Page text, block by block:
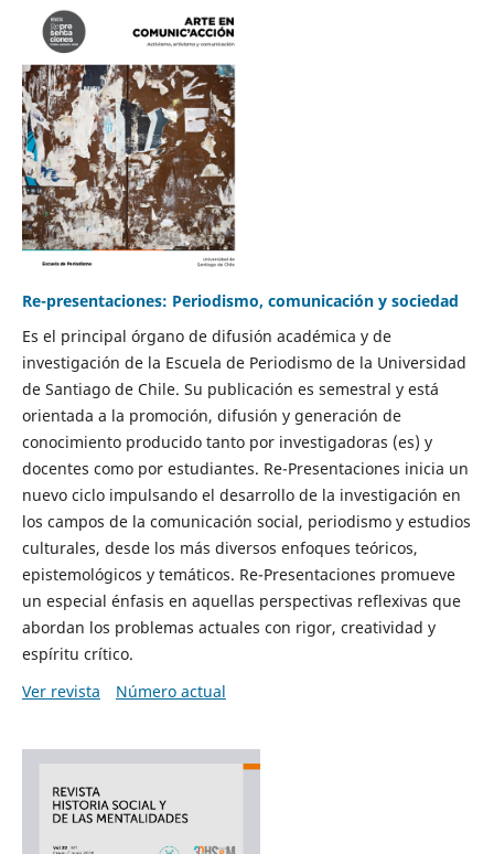
Re-presentaciones: Periodismo, comunicación y sociedad
Es el principal órgano de difusión académica y de
investigación de la Escuela de Periodismo de la Universidad
de Santiago de Chile. Su publicación es semestral y está
orientada a la promoción, difusión y generación de
conocimiento producido tanto por investigadoras (es) y
docentes como por estudiantes. Re-Presentaciones inicia un
nuevo ciclo impulsando el desarrollo de la investigación en
los campos de la comunicación social, periodismo y estudios
culturales, desde los más diversos enfoques teóricos,
epistemológicos y temáticos. Re-Presentaciones promueve
un especial énfasis en aquellas perspectivas reflexivas que
abordan los problemas actuales con rigor, creatividad y
espíritu crítico.
Ver revista
Número actual